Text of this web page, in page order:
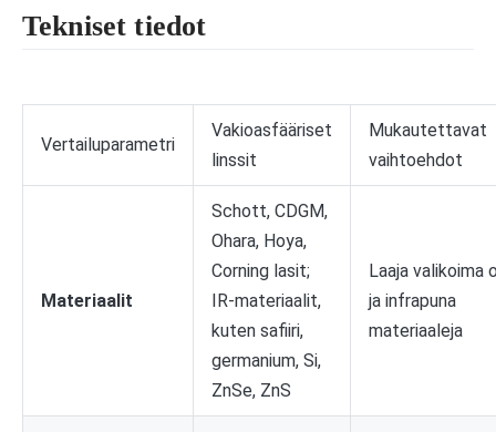
Tekniset tiedot
Vertailuparametri
Vakioasfääriset
linssit
Mukautettavat
vaihtoehdot
Materiaalit
Schott, CDGM,
Ohara, Hoya,
Corning lasit;
IR-materiaalit,
kuten safiiri,
germanium, Si,
ZnSe, ZnS
Laaja valikoima
ja infrapuna
materiaaleja